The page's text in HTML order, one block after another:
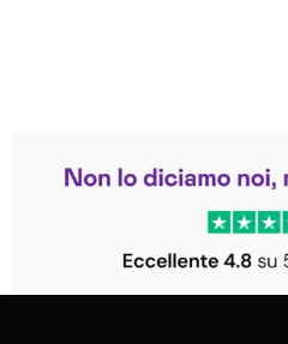
Trustpilot